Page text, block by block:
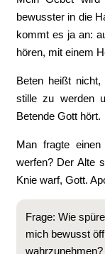
bewusster in die
kommt es ja an:
hören, mit einem
Beten heißt
stille zu werden
Betende Gott hört.
Man fragte
werfen? Der Alte
Knie warf, Gott.
Frage: Wie
mich bewusst
wahrzunehmen?